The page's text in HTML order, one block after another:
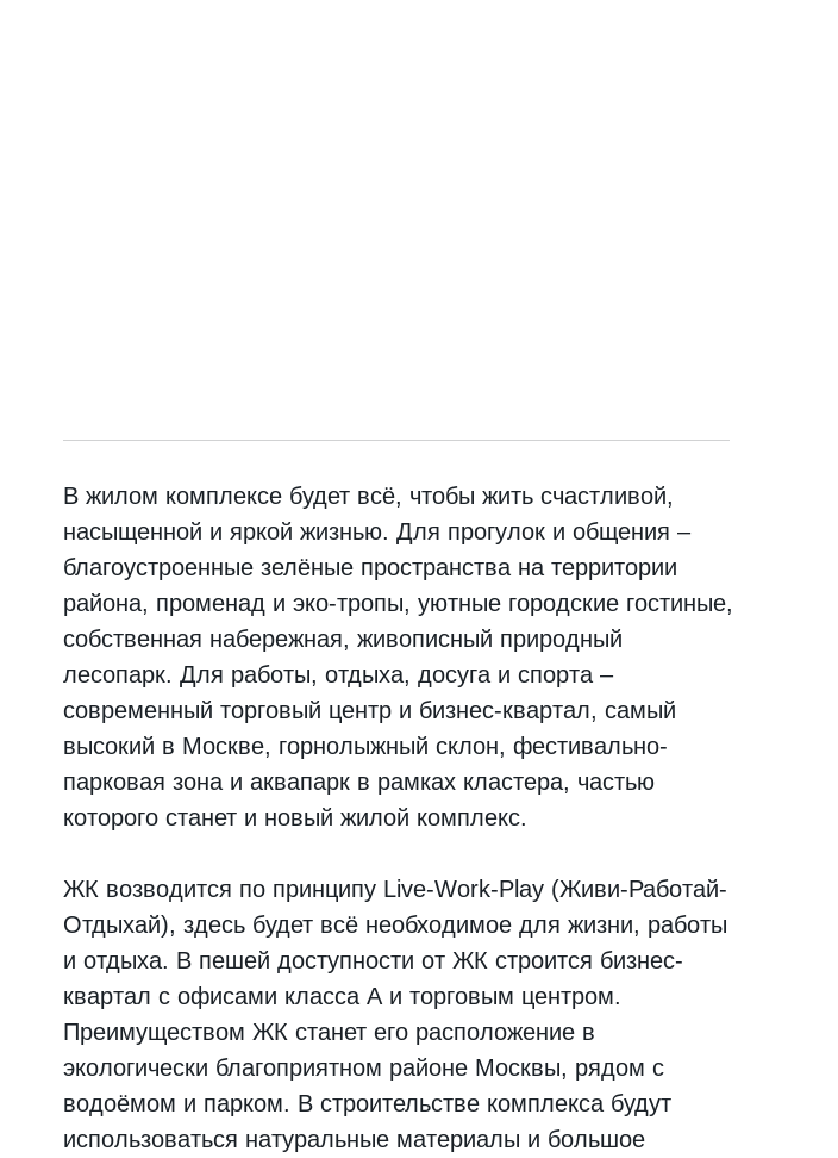
В жилом комплексе будет всё, чтобы жить счастливой,
насыщенной и яркой жизнью. Для прогулок и общения –
благоустроенные зелёные пространства на территории
района, променад и эко-тропы, уютные городские гостиные,
собственная набережная, живописный природный
лесопарк. Для работы, отдыха, досуга и спорта –
современный торговый центр и бизнес-квартал, самый
высокий в Москве, горнолыжный склон, фестивально-
парковая зона и аквапарк в рамках кластера, частью
которого станет и новый жилой комплекс.
ЖК возводится по принципу Live-Work-Play (Живи-Работай-
Отдыхай), здесь будет всё необходимое для жизни, работы
и отдыха. В пешей доступности от ЖК строится бизнес-
квартал с офисами класса А и торговым центром.
Преимуществом ЖК станет его расположение в
экологически благоприятном районе Москвы, рядом с
водоёмом и парком. В строительстве комплекса будут
использоваться натуральные материалы и большое